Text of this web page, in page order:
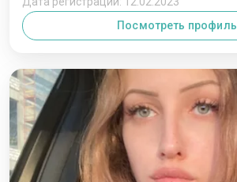
Посмотреть профиль